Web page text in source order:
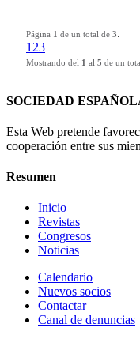
Página 1 de un total de 3.
1 23
Mostrando del 1 al 5 de un
SOCIEDAD
Esta Web pretende
cooperación entre sus
Resumen
Inicio
Revistas
Congresos
Noticias
Calendario
Nuevos socios
Contactar
Canal de denuncias